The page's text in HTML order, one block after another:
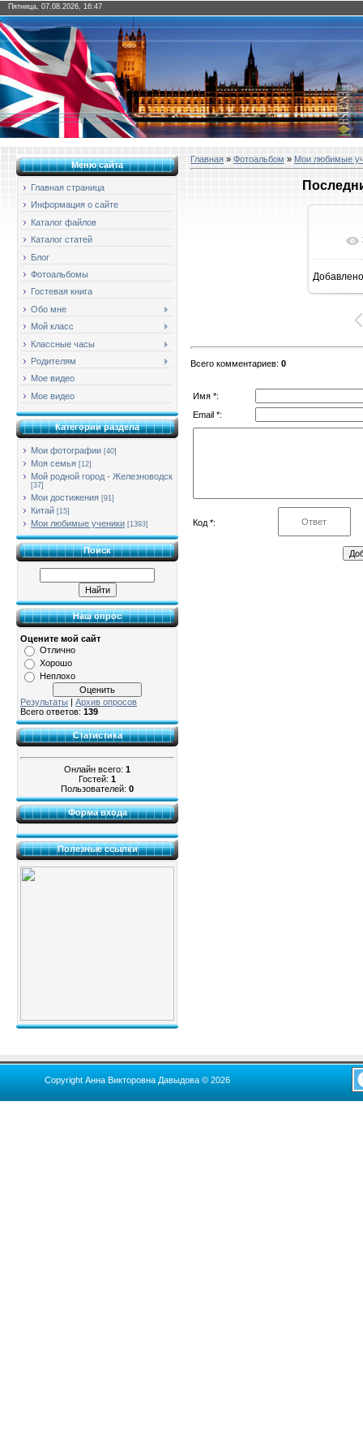
Пятница, 07.08.2026, 16:47
Меню сайта
Главная страница
Информация о сайте
Каталог файлов
Каталог статей
Блог
Фотоальбомы
Гостевая книга
Обо мне
Мой класс
Классные часы
Родителям
Мое видео
Мое видео
Категории раздела
Мои фотографии [40]
Моя семья [12]
Мой родной город - Железноводск
[37]
Мои достижения [91]
Китай [15]
Мои любимые ученики [1393]
Поиск
Наш опрос
Оцените мой сайт
Отлично
Хорошо
Неплохо
Результаты | Архив опросов
Всего ответов: 139
Статистика
Онлайн всего: 1
Гостей: 1
Пользователей: 0
Форма входа
Полезные ссылки
Главная » Фотоальбом » Мои любимые
Добавлено
Всего комментариев: 0
Имя *:
Email *:
Код *:
Copyright Анна Викторовна Давыдова © 2026